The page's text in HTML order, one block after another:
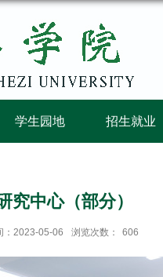
学生园地 招生就业
究中心（部分）
：2023-05-06 浏览次数： 606